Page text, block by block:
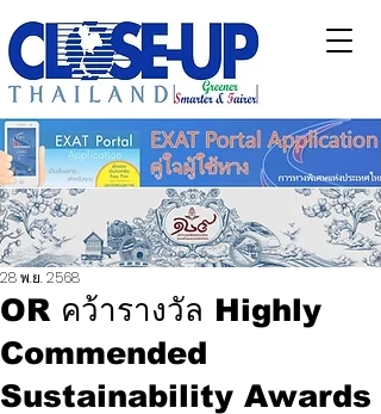
OR คว้ารางวัล Highly
Commended
Sustainability Awards
28 พ.ย. 2568